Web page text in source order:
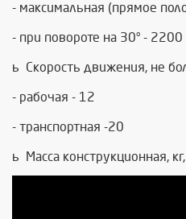
- максимальная (прямое
- при повороте на 30° - 2200
ü Скорость движения, не
- рабочая - 12
- транспортная -20
ü Масса конструкционная,